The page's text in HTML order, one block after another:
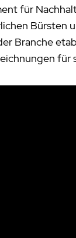
für
Bürsten
Branche
für